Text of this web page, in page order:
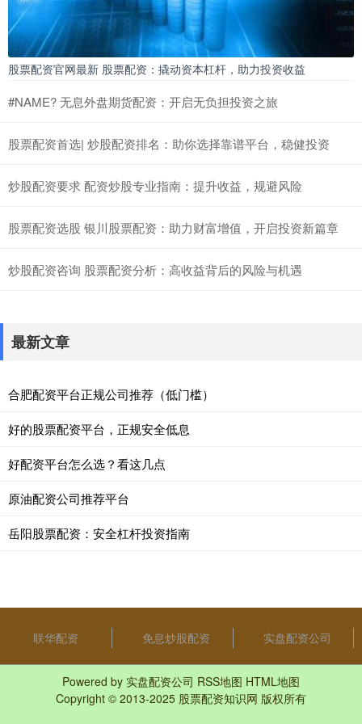
股票配资官网最新 股票配资：撬动资本杠杆，助力投资收益
#NAME? 无息外盘期货配资：开启无负担投资之旅
股票配资首选| 炒股配资排名：助你选择靠谱平台，稳健投资
炒股配资要求 配资炒股专业指南：提升收益，规避风险
股票配资选股 银川股票配资：助力财富增值，开启投资新篇章
炒股配资咨询 股票配资分析：高收益背后的风险与机遇
最新文章
合肥配资平台正规公司推荐（低门槛）
好的股票配资平台，正规安全低息
好配资平台怎么选？看这几点
原油配资公司推荐平台
岳阳股票配资：安全杠杆投资指南
联华配资 免息炒股配资 实盘配资公司
Powered by 实盘配资公司 RSS地图 HTML地图
Copyright © 2013-2025 股票配资知识网 版权所有